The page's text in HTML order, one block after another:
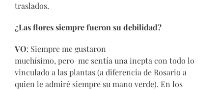
traslados.
¿Las flores siempre fueron su debilidad?
VO: Siempre me gustaron
muchísimo, pero me sentía una inepta con todo lo
vinculado a las plantas (a diferencia de Rosario a
quien le admiré siempre su mano verde). En los